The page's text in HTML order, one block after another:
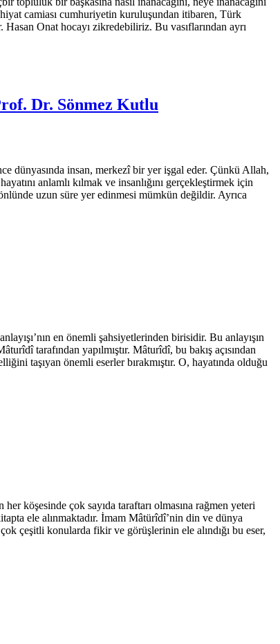
camiası cumhuriyetin kuruluşundan itibaren, Türk
Onat hocayı zikredebiliriz. Bu vasıflarından ayrı
Dr. Sönmez Kutlu
dünyasında insan, merkezî bir yer işgal eder. Çünkü Allah,
anlamlı kılmak ve insanlığını gerçekleştirmek için
uzun süre yer edinmesi mümkün değildir. Ayrıca
en önemli şahsiyetlerinden birisidir. Bu anlayışın
tarafından yapılmıştır. Mâturîdî, bu bakış açısından
taşıyan önemli eserler bırakmıştır. O, hayatında olduğu
köşesinde çok sayıda taraftarı olmasına rağmen yeteri
ele alınmaktadır. İmam Mâtürîdî’nin din ve dünya
çeşitli konularda fikir ve görüşlerinin ele alındığı bu eser,